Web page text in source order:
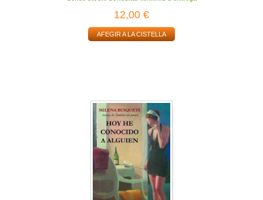
12,00 €
AFEGIR A LA CISTELLA